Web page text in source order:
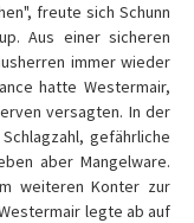
freute sich Schunn
Aus einer sicheren
immer wieder
hatte Westermair,
versagten. In der
gefährliche
aber Mangelware.
weiteren Konter zur
legte ab auf